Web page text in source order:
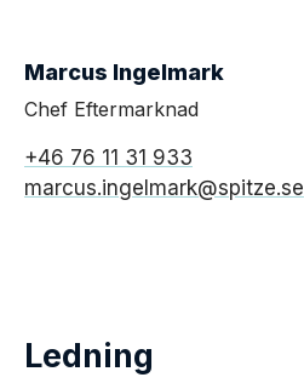
Marcus Ingelmark
Chef Eftermarknad
+46 76 11 31 933
marcus.ingelmark@spitze.se
Ledning